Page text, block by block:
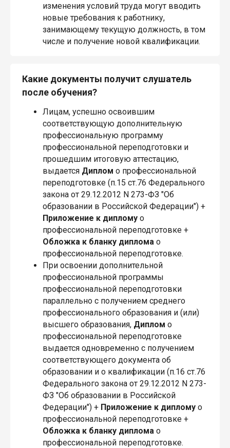
изменения условий труда могут вводить
новые требования к работнику,
занимающему текущую должность, в том
числе и получение новой квалификации.
Какие документы получит слушатель
после обучения?
Лицам, успешно освоившим
соответствующую дополнительную
профессиональную программу
профессиональной переподготовки и
прошедшим итоговую аттестацию,
выдается Диплом о профессиональной
переподготовке (п.15 ст.76 Федерального
закона от 29.12.2012 N 273-ФЗ "Об
образовании в Российской Федерации") +
Приложение к диплому о
профессиональной переподготовке +
Обложка к бланку диплома о
профессиональной переподготовке.
При освоении дополнительной
профессиональной программы
профессиональной переподготовки
параллельно с получением среднего
профессионального образования и (или)
высшего образования, Диплом о
профессиональной переподготовке
выдается одновременно с получением
соответствующего документа об
образовании и о квалификации (п.16 ст.76
Федерального закона от 29.12.2012 N 273-
ФЗ "Об образовании в Российской
Федерации") + Приложение к диплому о
профессиональной переподготовке +
Обложка к бланку диплома о
профессиональной переподготовке.